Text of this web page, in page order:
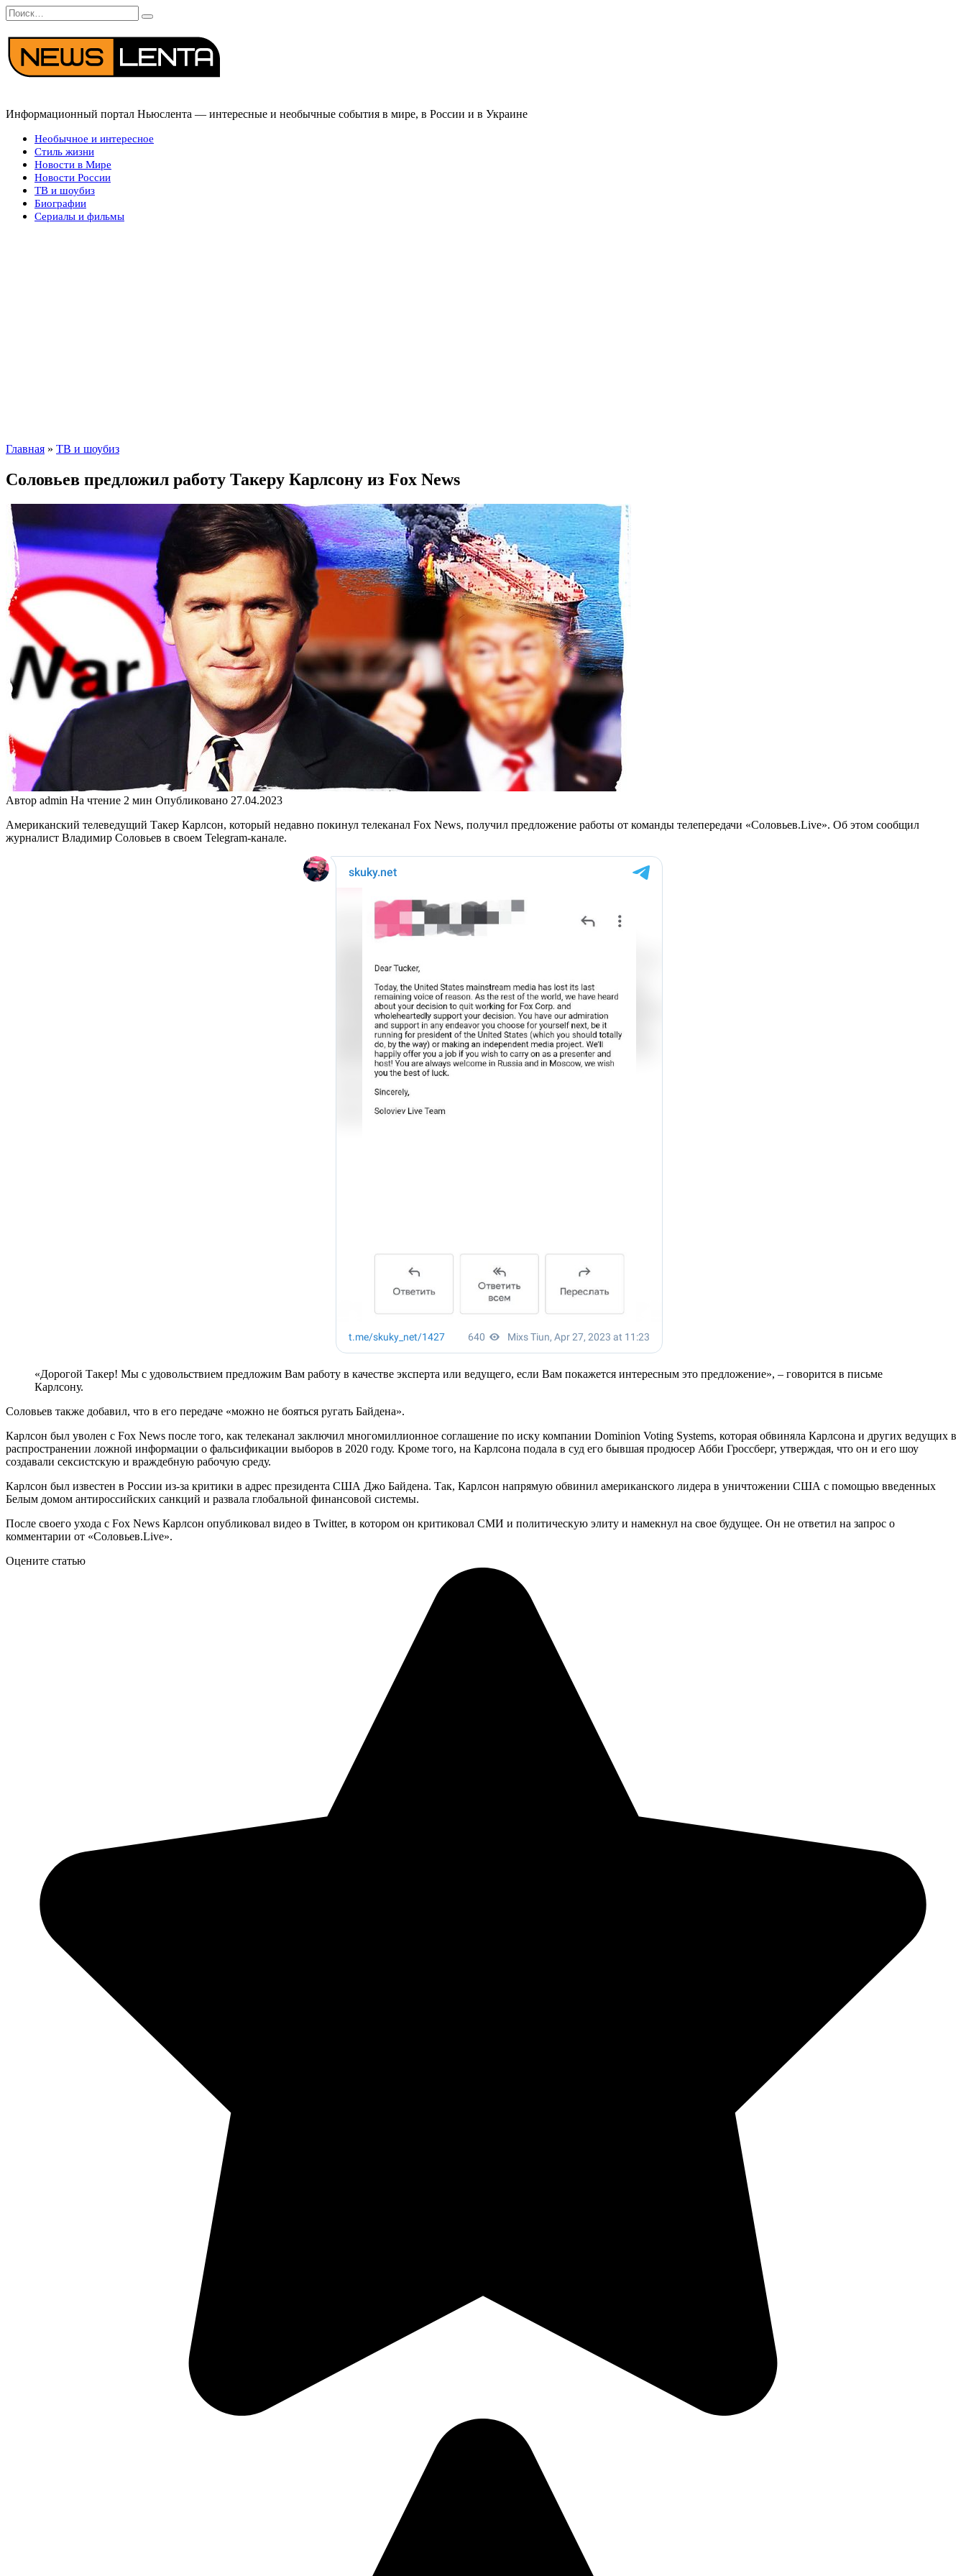
Перейти
к
содержанию
Search
for:
Информационный портал Ньюслента — интересные и необычные события в мире, в России и в Украине
Необычное и интересное
Стиль жизни
Новости в Мире
Новости России
ТВ и шоубиз
Биографии
Сериалы и фильмы
Главная » ТВ и шоубиз
Соловьев предложил работу Такеру Карлсону из Fox News
Автор admin На чтение 2 мин Опубликовано 27.04.2023
Американский телеведущий Такер Карлсон, который недавно покинул телеканал Fox News, получил предложение работы от команды телепередачи «Соловьев.Live». Об этом сообщил
журналист Владимир Соловьев в своем Telegram-канале.
«Дорогой Такер! Мы с удовольствием предложим Вам работу в качестве эксперта или ведущего, если Вам покажется интересным это предложение», – говорится в письме
Карлсону.
Соловьев также добавил, что в его передаче «можно не бояться ругать Байдена».
Карлсон был уволен с Fox News после того, как телеканал заключил многомиллионное соглашение по иску компании Dominion Voting Systems, которая обвиняла Карлсона и других ведущих в
распространении ложной информации о фальсификации выборов в 2020 году. Кроме того, на Карлсона подала в суд его бывшая продюсер Абби Гроссберг, утверждая, что он и его шоу
создавали сексистскую и враждебную рабочую среду.
Карлсон был известен в России из-за критики в адрес президента США Джо Байдена. Так, Карлсон напрямую обвинил американского лидера в уничтожении США с помощью введенных
Белым домом антироссийских санкций и развала глобальной финансовой системы.
После своего ухода с Fox News Карлсон опубликовал видео в Twitter, в котором он критиковал СМИ и политическую элиту и намекнул на свое будущее. Он не ответил на запрос о
комментарии от «Соловьев.Live».
Оцените статью